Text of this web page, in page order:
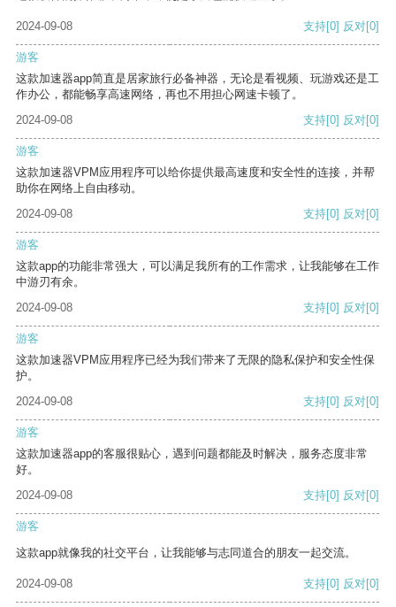
2024-09-08 支持[0] 反对[0]
游客
这款加速器app简直是居家旅行必备神器，无论是看视频、玩游戏还是工
作办公，都能畅享高速网络，再也不用担心网速卡顿了。
2024-09-08
支持[0] 反对[0]
游客
这款加速器VPM应用程序可以给你提供最高速度和安全性的连接，并帮
助你在网络上自由移动。
2024-09-08
支持[0] 反对[0]
游客
这款app的功能非常强大，可以满足我所有的工作需求，让我能够在工作
中游刃有余。
2024-09-08
支持[0] 反对[0]
游客
这款加速器VPM应用程序已经为我们带来了无限的隐私保护和安全性保
护。
2024-09-08
支持[0] 反对[0]
游客
这款加速器app的客服很贴心，遇到问题都能及时解决，服务态度非常
好。
2024-09-08
支持[0] 反对[0]
游客
这款app就像我的社交平台，让我能够与志同道合的朋友一起交流。
2024-09-08 支持[0] 反对[0]